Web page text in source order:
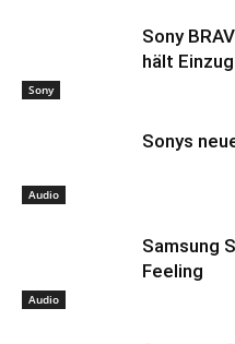
Sony
Sony
hält
Audio
Sonys
Audio
Samsung
Feeling